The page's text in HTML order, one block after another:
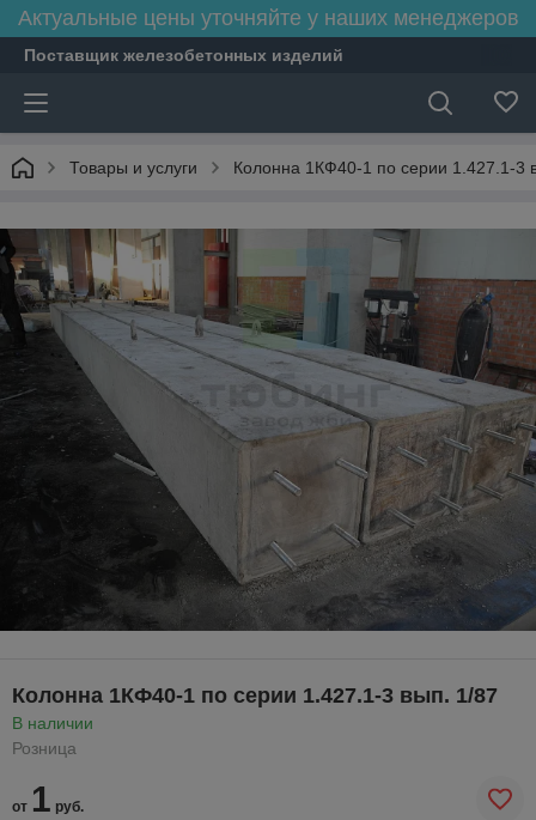
Актуальные цены уточняйте у наших менеджеров
Поставщик железобетонных изделий
Товары и услуги Колонна 1КФ40-1 по серии 1.427.1-3
Колонна 1КФ40-1 по серии 1.427.1-3 вып. 1/87
В наличии
Розница
от 1 руб.